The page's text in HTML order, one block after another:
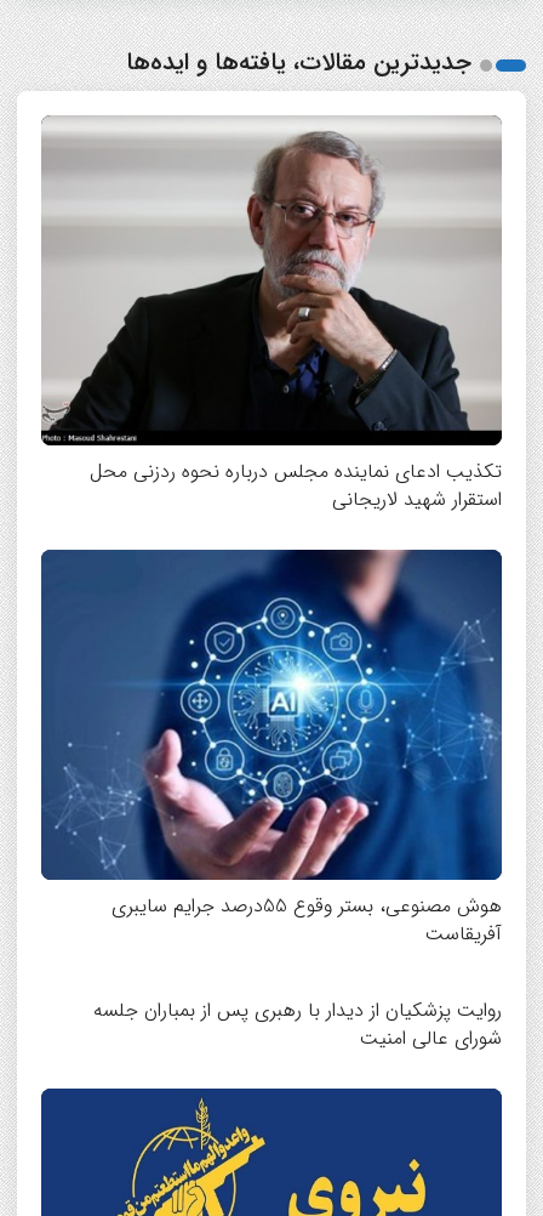
جدیدترین مقالات، یافته‌ها و ایده‌ها
تکذیب ادعای نماینده مجلس درباره نحوه ردزنی محل
استقرار شهید لاریجانی
هوش مصنوعی، بستر وقوع 55درصد جرایم سایبری
آفریقاست
روایت پزشکیان از دیدار با رهبری پس از بمباران جلسه
شورای عالی امنیت